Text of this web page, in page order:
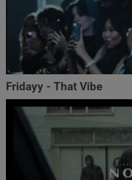
Fridayy - That Vibe